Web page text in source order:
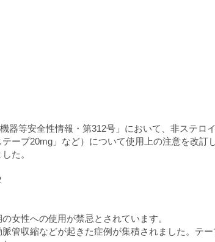
器等安全性情報・第312号」において、非ステロ
ープ20mg」など）について使用上の注意を改訂し
た。
女性への使用が禁忌とされています。
管収縮などが起きた症例が集積されました。テー